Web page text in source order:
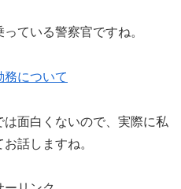
ている警察官ですね。
について
面白くないので、実際に私
話しますね。